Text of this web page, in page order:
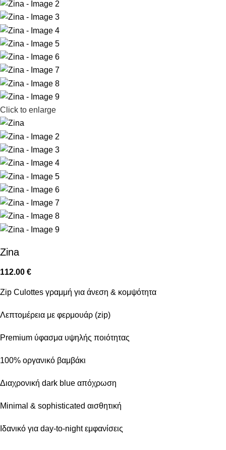
Click to enlarge
Zina
112.00 €
Zip Culottes γραμμή για άνεση & κομψότητα
Λεπτομέρεια με φερμουάρ (zip)
Premium ύφασμα υψηλής ποιότητας
100% οργανικό βαμβάκι
Διαχρονική dark blue απόχρωση
Minimal & sophisticated αισθητική
Ιδανικό για day-to-night εμφανίσεις